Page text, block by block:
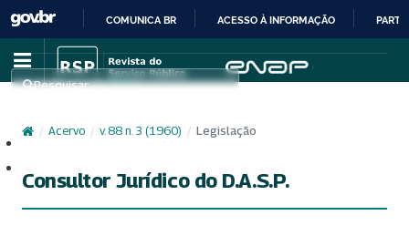
IR
PARA
CONTEÚDO
COMUNICA BR ACESSO À INFORMAÇÃO
Pesquisar
/ Acervo / v. 88 n. 3 (1960) / Legislação
Consultor Jurídico do D.A.S.P.